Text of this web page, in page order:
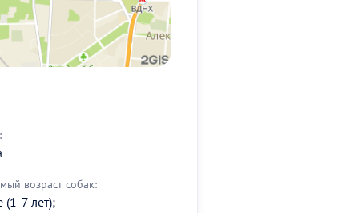
возраст собак:
(1-7 лет);